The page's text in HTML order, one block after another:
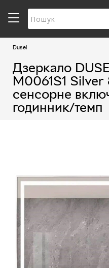
Dusel
Дзеркало
M0061S1
сенсорне
годинник/темп